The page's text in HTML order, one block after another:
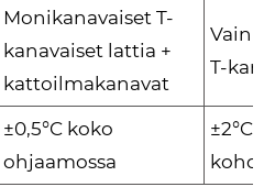
Monikanavaiset T-
kanavaiset lattia +
kattoilmakanavat
Vain
T-
±0,5°C koko
ohjaamossa
±2°C